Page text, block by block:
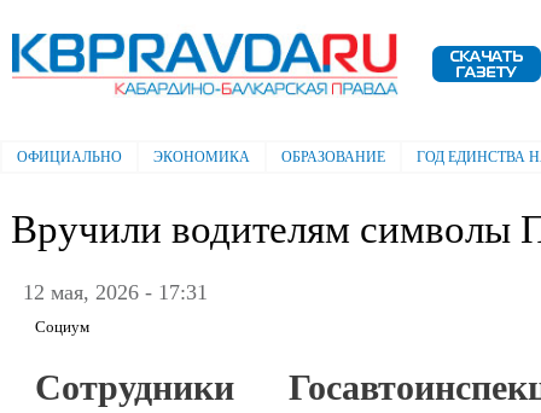
Электронная газета "Кабардино-
Балкарская правда"
Главное меню
ОФИЦИАЛЬНО ЭКОНОМИКА ОБРАЗОВАНИЕ ГОД ЕДИНСТВА
Вручили водителям символы
12 мая, 2026 - 17:31
Социум
Сотрудники